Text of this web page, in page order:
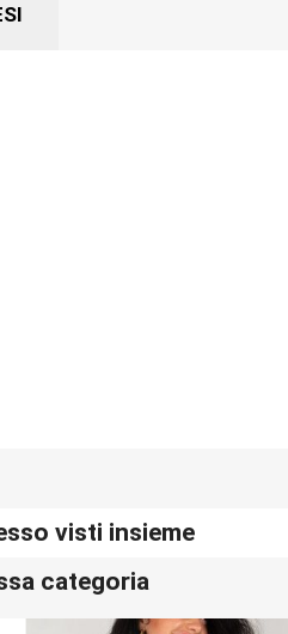
visti insieme
categoria